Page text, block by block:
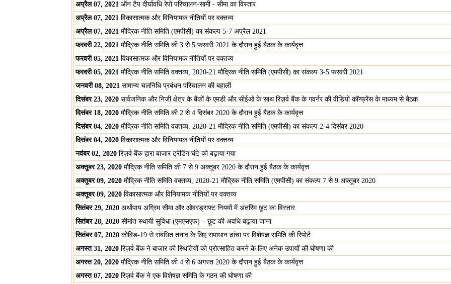
अप्रैल 07, 2021 ऑन टैप दीर्घावधि रेपो परिचालन-सामी - सीमा का विस्तार
अप्रैल 07, 2021 विकासात्मक और विनियामक नीतियों पर वक्तव्य
अप्रैल 07, 2021 मौद्रिक नीति समिति (एमपीसी) का संकल्प 5-7 अप्रैल 2021
फरवरी 22, 2021 मौद्रिक नीति समिति की 3 से 5 फरवरी 2021 के दौरान हुई बैठक के कार्यवृत्त
फरवरी 05, 2021 विकासात्मक और विनियामक नीतियों पर वक्तव्य
फरवरी 05, 2021 मौद्रिक नीति समिति वक्तव्य, 2020-21 मौद्रिक नीति समिति (एमपीसी) का संकल्प 3-5 फरवरी 2021
जनवरी 08, 2021 सामान्य चलनिधि प्रबंधन परिचालन की बहाली
दिसंबर 23, 2020 सार्वजनिक और निजी क्षेत्र के बैंकों के एमडी और सीईओ के साथ रिज़र्व बैंक के गवर्नर की वीडियो कॉन्फ्रेंस के माध्यम से बैठक
दिसंबर 18, 2020 मौद्रिक नीति समिति की 2 से 4 दिसंबर 2020 के दौरान हुई बैठक के कार्यवृत्त
दिसंबर 04, 2020 मौद्रिक नीति समिति वक्तव्य, 2020-21 मौद्रिक नीति समिति (एमपीसी) का संकल्प 2-4 दिसंबर 2020
दिसंबर 04, 2020 विकासात्मक और विनियामक नीतियों पर वक्तव्य
नवंबर 02, 2020 रिज़र्व बैंक द्वारा बाजार ट्रेडिंग घंटे को बढ़ाया गया
अक्तूबर 23, 2020 मौद्रिक नीति समिति की 7 से 9 अक्तूबर 2020 के दौरान हुई बैठक के कार्यवृत्त
अक्तूबर 09, 2020 मौद्रिक नीति समिति वक्तव्य, 2020-21 मौद्रिक नीति समिति (एमपीसी) का संकल्प 7 से 9 अक्तूबर 2020
अक्तूबर 09, 2020 विकासात्मक और विनियामक नीतियों पर वक्तव्य
सितंबर 29, 2020 अर्थोपाय अग्रिम सीमा और ओवरड्राफ्ट नियमों में अंतरिम छूट का विस्तार
सितंबर 28, 2020 सीमांत स्थायी सुविधा (एमएसएफ) – छूट की अवधि बढ़ाया जाना
सितंबर 07, 2020 कोविड-19 से संबंधित तनाव के लिए समाधान ढांचा पर विशेषज्ञ समिति की रिपोर्ट
अगस्त 31, 2020 रिज़र्व बैंक ने बाजार की स्थितियों को प्रोत्साहित करने के लिए अनेक उपायों की घोषणा की
अगस्त 20, 2020 मौद्रिक नीति समिति की 4 से 6 अगस्त 2020 के दौरान हुई बैठक के कार्यवृत्त
अगस्त 07, 2020 रिज़र्व बैंक ने एक विशेषज्ञ समिति के गठन की घोषणा की